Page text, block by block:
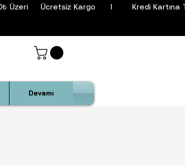
Üzeri     Ücretsiz Kargo      I        Kredi Kartına
Devamı